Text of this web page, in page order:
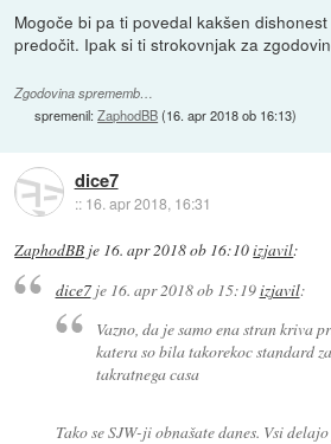
Mogoče bi pa ti povedal kakšen
predočit. Ipak si ti strokovnjak za
Zgodovina sprememb…
spremenil:ZaphodBB(16. apr 2018 ob 16:13)
dice7
:: 16. apr 2018, 16:31
ZaphodBB je 16. apr 2018 ob 16:10izjavil:
dice7je 16. apr 2018 ob 15:19izjavil:
Vazno, da je samo ena stran kriva
katera so bila takorekoc standard
takratnega casa
Tako se SJW-ji obnašate danes. Vsi